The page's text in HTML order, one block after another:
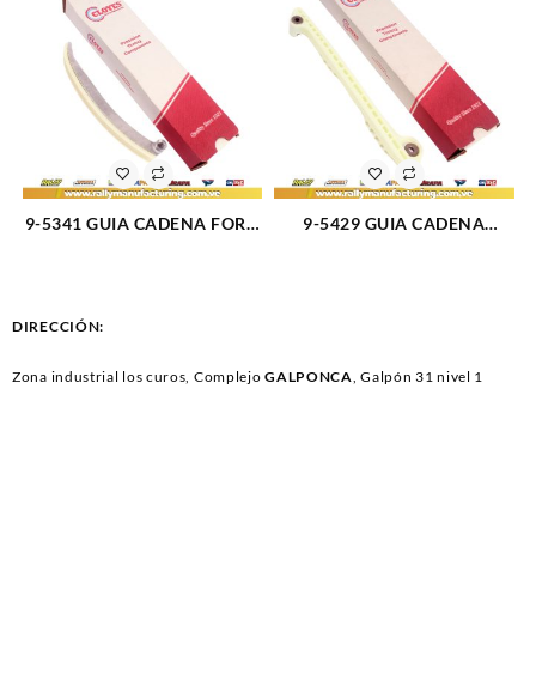
9-5341 GUIA CADENA FORD
9-5429 GUIA CADENA
DIRECCIÓN:
Zona industrial los curos, ComplejoGALPONCA , Galpón 31 nivel 1